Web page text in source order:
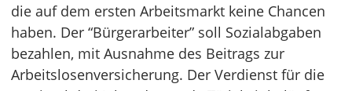
die auf dem ersten Arbeitsmarkt keine Chancen
haben. Der “Bürgerarbeiter” soll Sozialabgaben
bezahlen, mit Ausnahme des Beitrags zur
Arbeitslosenversicherung. Der Verdienst für die